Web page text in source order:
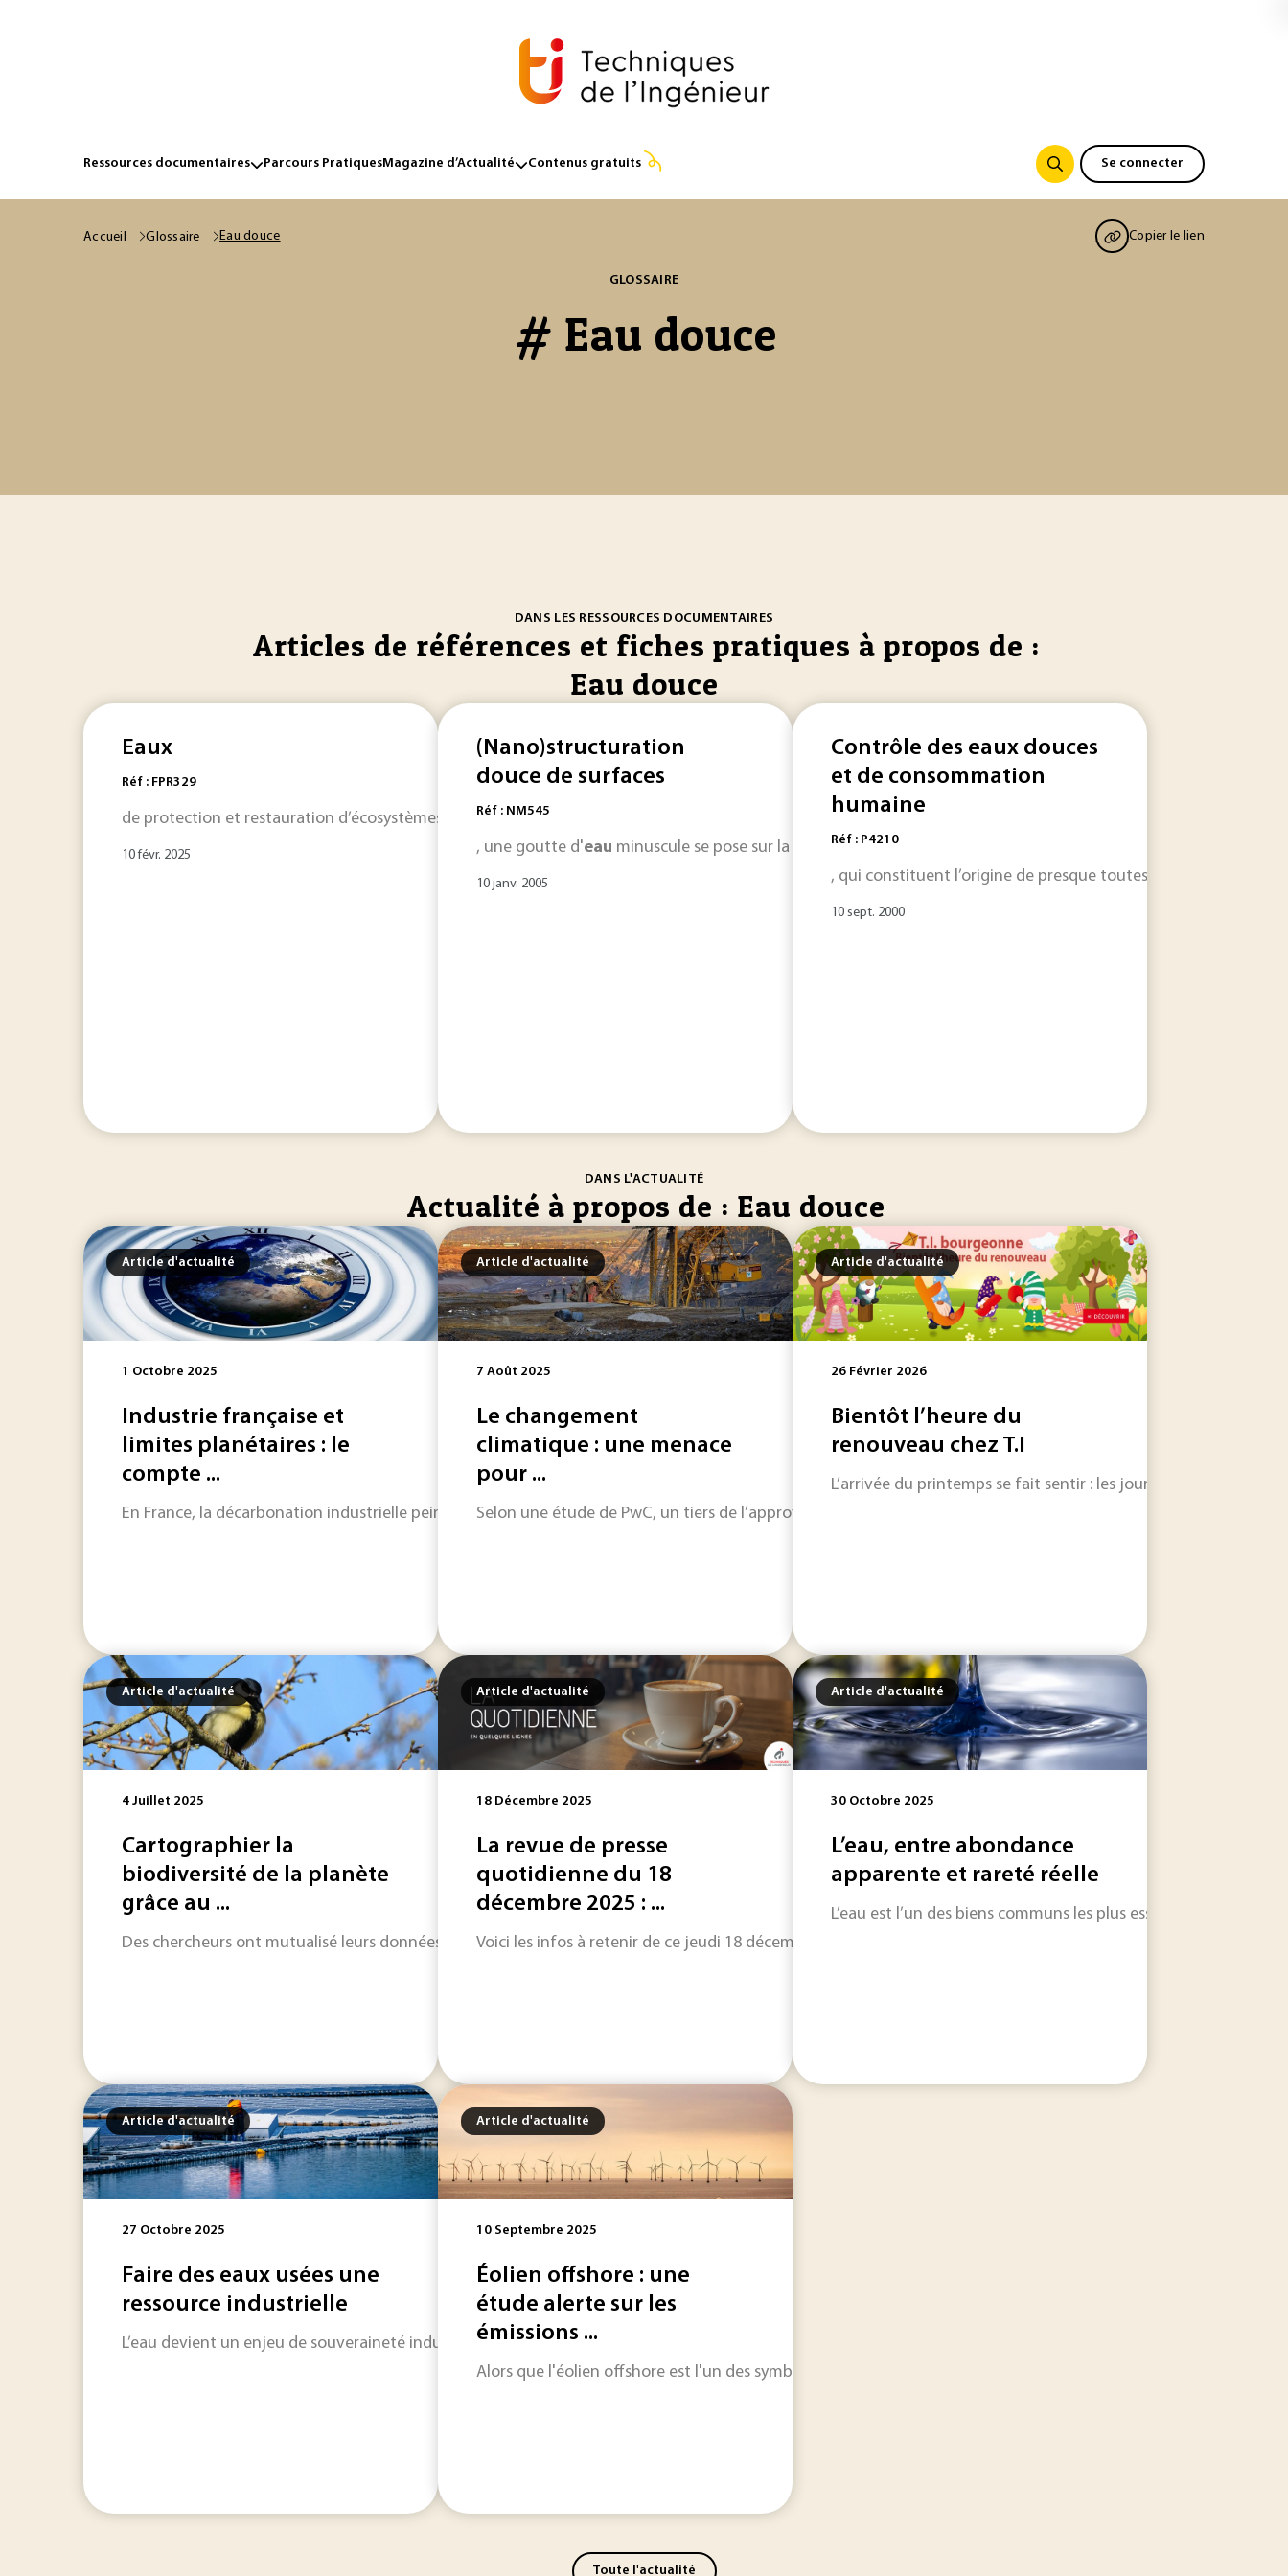
Ressources documentaires Parcours PratiquesMagazine d’Actualité Contenus gratuits Se connecter
Accueil Glossaire Eau douce Copier le lien
GLOSSAIRE
# Eau douce
DANS LES RESSOURCES DOCUMENTAIRES
Articles de références et fiches pratiques à propos de :
Eau douce
Eaux
Réf : FPR329
de protection et restauration d’écosystèmes d’ eau douce. Cycle naturel de
10 févr. 2025
(Nano)structuration
douce de surfaces
Réf : NM545
, une goutte d'eau minuscule se pose sur la pointe de l'AFM. En induisant un courant dans la pointe... , les
10 janv. 2005
Contrôle des eaux douces
et de consommation
humaine
Réf : P4210
, qui constituent l’origine de presque toutes nos réserves en
10 sept. 2000
DANS L'ACTUALITÉ
Actualité à propos de : Eau douce
Article d'actualité
1 Octobre 2025
Industrie française et
limites planétaires : le
compte ...
En France, la décarbonation industrielle peine à s’ancrer, malgré les objectifs ambitieux fixés par la Stratégie nationale bas carbone. Dans le même temps, les...
Article d'actualité
7 Août 2025
Le changement
climatique : une menace
pour ...
Selon une étude de PwC, un tiers de l’approvisionnement en semi-conducteurs pourrait être menacé par le
Article d'actualité
26 Février 2026
Bientôt l’heure du
renouveau chez T.I
L’arrivée du printemps se fait sentir : les journées
Article d'actualité
4 Juillet 2025
Cartographier la
biodiversité de la planète
grâce au ...
Des chercheurs ont mutualisé leurs données issues d'enregistreurs acoustiques placés dans différents écosystèmes et qui permettent d'écouter les sons de la
Article d'actualité
18 Décembre 2025
La revue de presse
quotidienne du 18
décembre 2025 : ...
Voici les infos à retenir de ce jeudi 18 décembre : une sélection express de ce qui fait l’actualité industrielle de ce
Article d'actualité
30 Octobre 2025
L’eau, entre abondance
apparente et rareté réelle
L’eau est l’un des biens communs les plus essentiels à la vie.
Article d'actualité
27 Octobre 2025
Faire des eaux usées une
ressource industrielle
L’eau devient un enjeu de souveraineté industrielle. Entre pénuries locales, sécheresses plus fréquentes, pression réglementaire et coûts en hausse, les
Article d'actualité
10 Septembre 2025
Éolien offshore : une
étude alerte sur les
émissions ...
Alors que l'éolien offshore est l'un des symboles de la transition écologique, une publication scientifique révèle
Toute l'actualité